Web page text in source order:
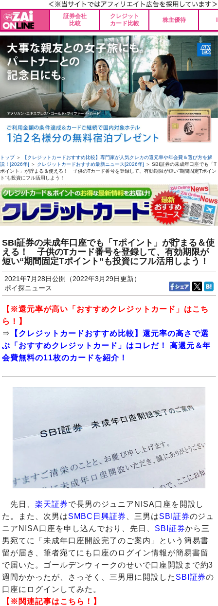
証券会社
比較
クレジット
カード比較
株主優待
トップ＞
【クレジットカードおすすめ比較】専門家が人気クレカの還元率や年会費＆選び方を解
説！[2026年] ＞ クレジットカードおすすめ最新ニュース[2026年] ＞ SBI証券の未成年口座でも「T
ポイント」が貯まる＆使える！ 子供のTカード番号を登録して、有効期限が短い“期間固定Tポイン
ト”も投資にフル活用しよう！
SBI証券の未成年口座でも「Tポイント」が貯まる＆使
える！ 子供のTカード番号を登録して、有効期限が
短い“期間固定Tポイント”も投資にフル活用しよう！
2021年7月28日公開（2022年3月29日更新）
ポイ探ニュース
【※還元率が高い「おすすめクレジットカード」はこち
ら！】
⇒
【クレジットカードおすすめ比較】還元率の高さで選
ぶ「おすすめクレジットカード」はコレだ！ 高還元＆年
会費無料の11枚のカードを紹介！
先日、楽天証券で長男のジュニアNISA口座を開設し
た。また、次男はSMBC日興証券 、三男はSBI証券のジュ
ニアNISA口座を申し込んでおり、先日、 SBI証券から三
男宛てに「未成年口座開設完了のご案内」という簡易書
留が届き、筆者宛てにも口座のログイン情報が簡易書留
で届いた。ゴールデンウィークのせいで口座開設まで約3
週間かかったが、さっそく、三男用に開設した SBI証券の
口座にログインしてみた。
【※関連記事はこちら！】